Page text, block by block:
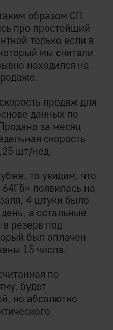
образом СП
про простейший
только если в
мы считали
находился на
продаж для
данных по
за месяц
скорость
шт/нед.
то увидим, что
появилась на
4 штуки было
а остальные
резерв под
был оплачен
15 числа.
по
будет
но абсолютно